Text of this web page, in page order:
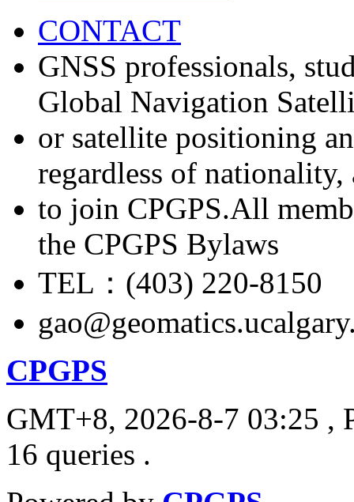
CONTACT
GNSS professionals,
Global Navigation
or satellite positioning
regardless of nationality,
to join CPGPS.All
the CPGPS Bylaws
TEL：(403) 220-8150
CPGPS
GMT+8, 2026-8-7 03:25 ,
16 queries .